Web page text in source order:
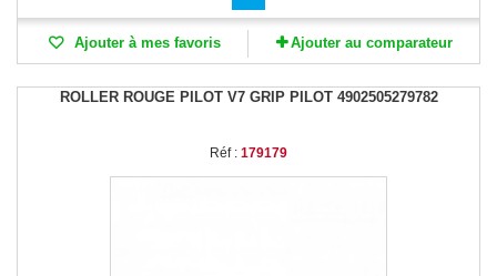
Ajouter à mes favoris Ajouter au comparateur
ROLLER ROUGE PILOT V7 GRIP PILOT 4902505279782
Réf : 179179